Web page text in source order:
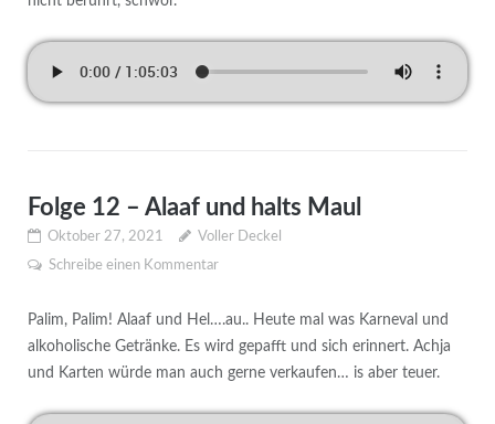
Folge 12 – Alaaf und halts Maul
Oktober 27, 2021
Voller Deckel
Schreibe einen Kommentar
Palim, Palim! Alaaf und Hel….au.. Heute mal was Karneval und
alkoholische Getränke. Es wird gepafft und sich erinnert. Achja
und Karten würde man auch gerne verkaufen… is aber teuer.